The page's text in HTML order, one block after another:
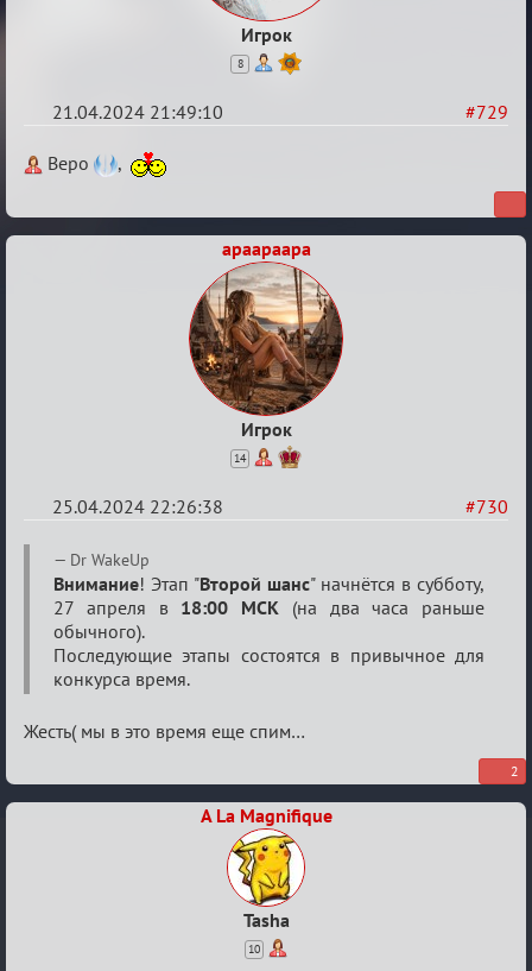
Игрок
8
#729
21.04.2024 21:49:10
Re:
МАФИИ
Веро ,
apaapaapa
Игрок
14
#730
25.04.2024 22:26:38
Re:
ГОЛОС
МАФИИ
(обсуждение)
Dr WakeUp
Внимание! Этап "Второй шанс" начнётся в субботу,
27 апреля в 18:00 МСК (на два часа раньше
обычного).
Последующие этапы состоятся в привычное для
конкурса время.
Жесть( мы в это время еще спим…
2
A La Magnifique
Tasha
10